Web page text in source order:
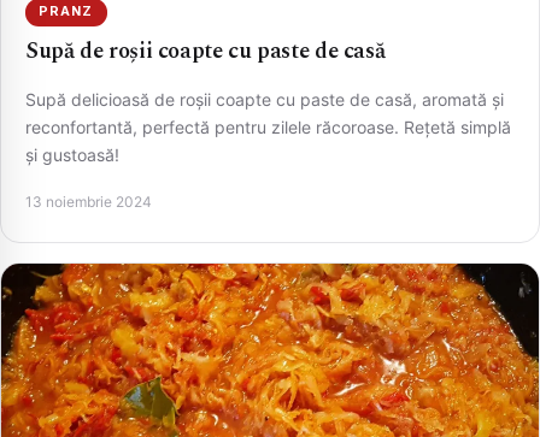
PRANZ
Supă de roșii coapte cu paste de casă
Supă delicioasă de roșii coapte cu paste de casă, aromată și
reconfortantă, perfectă pentru zilele răcoroase. Rețetă simplă
și gustoasă!
13 noiembrie 2024